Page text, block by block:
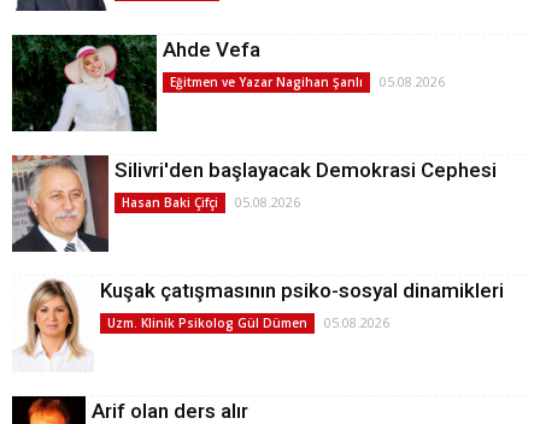
Ahde Vefa
Eğitmen ve Yazar Nagihan Şanlı 05.08.2026
Silivri'den başlayacak Demokrasi Cephesi
Hasan Baki Çifçi 05.08.2026
Kuşak çatışmasının psiko-sosyal dinamikleri
Uzm. Klinik Psikolog Gül Dümen 05.08.2026
Arif olan ders alır